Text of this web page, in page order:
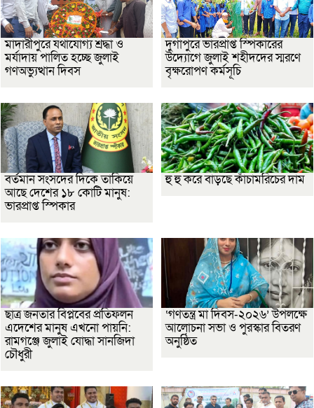
মাদারীপুরে যথাযোগ্য শ্রদ্ধা ও
মর্যাদায় পালিত হচ্ছে জুলাই
গণঅভ্যুত্থান দিবস
দুর্গাপুরে ভারপ্রাপ্ত স্পিকারের
উদ্যোগে জুলাই শহীদদের স্মরণে
বৃক্ষরোপণ কর্মসূচি
বর্তমান সংসদের দিকে তাকিয়ে
আছে দেশের ১৮ কোটি মানুষ:
ভারপ্রাপ্ত স্পিকার
হু হু করে বাড়ছে কাঁচামরিচের দাম
ছাত্র জনতার বিপ্লবের প্রতিফলন
এদেশের মানুষ এখনো পায়নি:
রামগঞ্জে জুলাই যোদ্ধা সানজিদা
চৌধুরী
‘গণতন্ত্র মা দিবস-২০২৬’ উপলক্ষে
আলোচনা সভা ও পুরস্কার বিতরণ
অনুষ্ঠিত